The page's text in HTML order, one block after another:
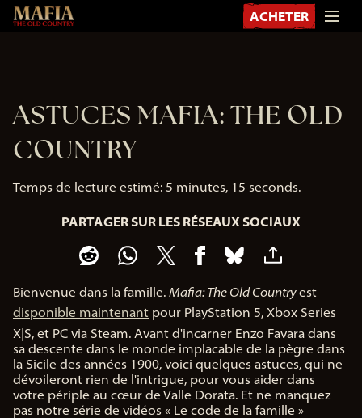
ACHETER
ASTUCES MAFIA: THE OLD
COUNTRY
Temps de lecture estimé 5 minutes, 15 seconds
PARTAGER SUR LES RÉSEAUX SOCIAUX
Bienvenue dans la famille. Mafia: The Old Countryest
disponible maintenant pour PlayStation 5, Xbox Series
X|S, et PC via Steam. Avant d'incarner Enzo Favara dans
sa descente dans le monde implacable de la pègre dans
la Sicile des années 1900, voici quelques astuces, qui ne
dévoileront rien de l'intrigue, pour vous aider dans
votre périple au cœur de Valle Dorata. Et ne manquez
pas notre série de vidéos « Le code de la famille »